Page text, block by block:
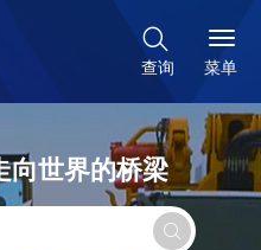

查询 菜单
向世界的桥梁
